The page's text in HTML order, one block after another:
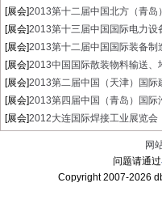
[展会]2013第十二届中国北方（青岛
[展会]2013第十三届中国国际电力设
[展会]2013第十二届中国国际装备制
[展会]2013中国国际散装物料输送、
[展会]2013第二届中国（天津）国际
[展会]2013第四届中国（青岛）国际
[展会]2012大连国际焊接工业展览会
网
问题请通过
Copyright 2007-2026